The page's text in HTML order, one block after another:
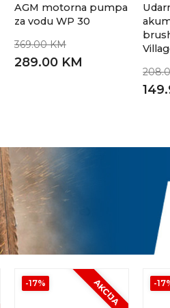
AGM motorna pumpa
za vodu WP 30
369.00 KM
289.00 KM
-17% AKCIJA -